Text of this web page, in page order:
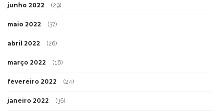
junho 2022 (29)
maio 2022 (37)
abril 2022 (26)
março 2022 (18)
fevereiro 2022 (24)
janeiro 2022 (36)